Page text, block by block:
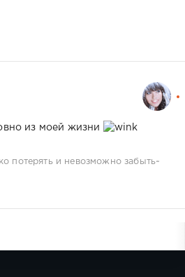
из моей жизни
потерять и невозможно забыть~